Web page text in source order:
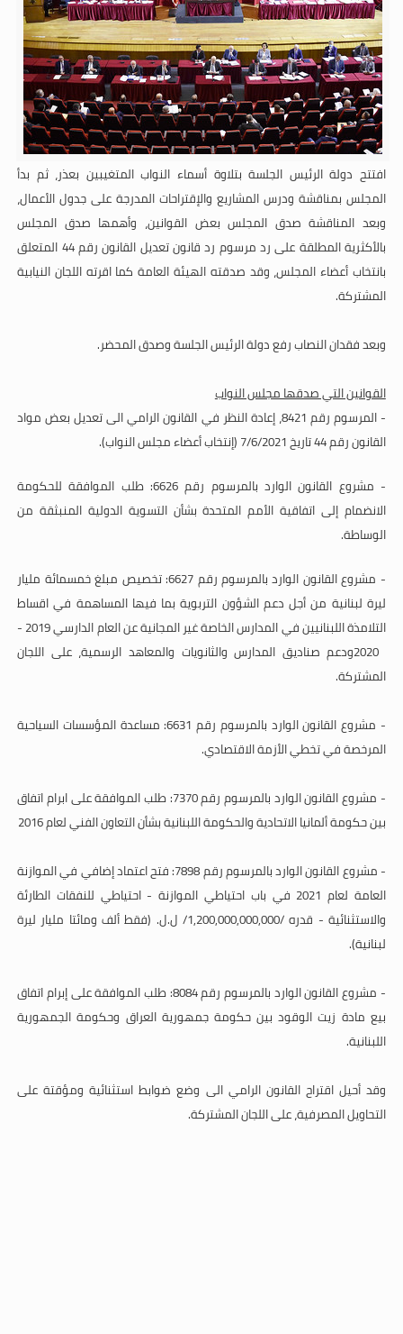
افتتح دولة الرئيس الجلسة بتلاوة أسماء النواب المتغيبين بعذر، ثم بدأ
المجلس بمناقشة ودرس المشاريع والإقتراحات المدرجة على جدول الأعمال،
وبعد المناقشة صدق المجلس بعض القوانين، وأهمها صدق المجلس
بالأكثرية المطلقة على رد مرسوم رد قانون تعديل القانون رقم 44 المتعلق
بانتخاب أعضاء المجلس، وقد صدقته الهيئة العامة كما اقرته اللجان النيابية
المشتركة.
وبعد فقدان النصاب رفع دولة الرئيس الجلسة وصدق المحضر.
القوانين التي صدقها مجلس النواب
- المرسوم رقم 8421، إعادة النظر في القانون الرامي الى تعديل بعض مواد
القانون رقم 44 تاريخ 7/6/2021 (إنتخاب أعضاء مجلس النواب)
.
- مشروع القانون الوارد بالمرسوم رقم 6626: طلب الموافقة للحكومة
الانضمام إلى اتفاقية الأمم المتحدة بشأن التسوية الدولية المنبثقة من
الوساطة.
- مشروع القانون الوارد بالمرسوم رقم 6627: تخصيص مبلغ خمسمائة مليار
ليرة لبنانية من أجل دعم الشؤون التربوية بما فيها المساهمة في اقساط
التلامذة اللبنانيين في المدارس الخاصة غير المجانية عن العام الدارسي 2019
-
2020ودعم صناديق المدارس والثانويات والمعاهد الرسمية، على اللجان
المشتركة.
- مشروع القانون الوارد بالمرسوم رقم 6631: مساعدة المؤسسات السياحية
المرخصة في تخطي الأزمة الاقتصادي.
- مشروع القانون الوارد بالمرسوم رقم 7370: طلب الموافقة على ابرام اتفاق
بين حكومة ألمانيا الاتحادية والحكومة اللبنانية بشأن التعاون الفني لعام2016
- مشروع القانون الوارد بالمرسوم رقم 7898: فتح اعتماد إضافي في الموازنة
العامة لعام 2021 في باب احتياطي الموازنة - احتياطي للنفقات الطارئة
والاستثنائية - قدره /1,200,000,000,000/ ل.ل. (فقط ألف ومائتا مليار ليرة
لبنانية).
- مشروع القانون الوارد بالمرسوم رقم 8084: طلب الموافقة على إبرام اتفاق
بيع مادة زيت الوقود بين حكومة جمهورية العراق وحكومة الجمهورية
اللبنانية.
وقد أحيل اقتراح القانونالراميالى وضع ضوابط استثنائية ومؤقتة على
التحاويل المصرفية، على اللجان المشتركة.